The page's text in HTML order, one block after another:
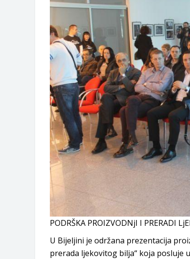
PODRŠKA PROIZVODNjI I PRERADI
U Bijeljini je održana prezentacija
prerada ljekovitog bilja“ koja posluje